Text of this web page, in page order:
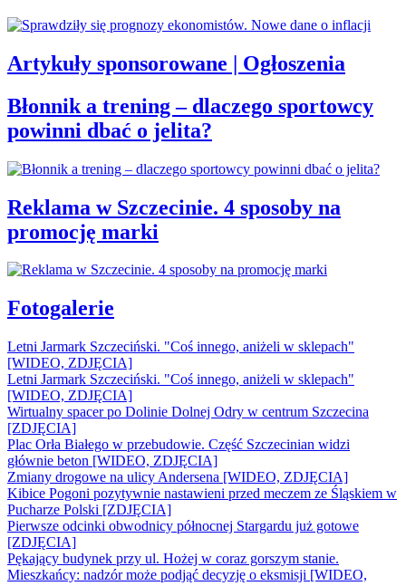
Artykuły sponsorowane | Ogłoszenia
Błonnik a trening – dlaczego sportowcy
powinni dbać o jelita?
Reklama w Szczecinie. 4 sposoby na
promocję marki
Fotogalerie
Letni Jarmark Szczeciński. "Coś innego, aniżeli w sklepach"
[WIDEO, ZDJĘCIA]
Letni Jarmark Szczeciński. "Coś innego, aniżeli w sklepach"
[WIDEO, ZDJĘCIA]
Wirtualny spacer po Dolinie Dolnej Odry w centrum Szczecina
[ZDJĘCIA]
Plac Orła Białego w przebudowie. Część Szczecinian widzi
głównie beton [WIDEO, ZDJĘCIA]
Zmiany drogowe na ulicy Andersena [WIDEO, ZDJĘCIA]
Kibice Pogoni pozytywnie nastawieni przed meczem ze Śląskiem w
Pucharze Polski [ZDJĘCIA]
Pierwsze odcinki obwodnicy północnej Stargardu już gotowe
[ZDJĘCIA]
Pękający budynek przy ul. Hożej w coraz gorszym stanie.
Mieszkańcy: nadzór może podjąć decyzję o eksmisji [WIDEO,